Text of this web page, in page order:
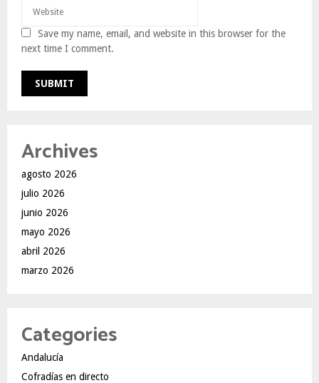
Save my name, email, and website in this browser for the
next time I comment.
Archives
agosto 2026
julio 2026
junio 2026
mayo 2026
abril 2026
marzo 2026
Categories
Andalucía
Cofradías en directo